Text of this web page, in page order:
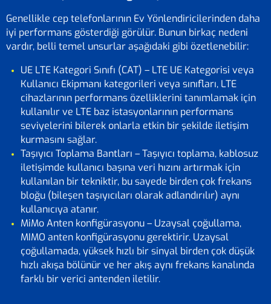
Genellikle cep telefonlarının Ev Yönlendiricilerinden daha
iyi performans gösterdiği görülür. Bunun birkaç nedeni
vardır, belli temel unsurlar aşağıdaki gibi özetlenebilir:
UE LTE Kategori Sınıfı (CAT) – LTE UE Kategorisi veya
Kullanıcı Ekipmanı kategorileri veya sınıfları, LTE
cihazlarının performans özelliklerini tanımlamak için
kullanılır ve LTE baz istasyonlarının performans
seviyelerini bilerek onlarla etkin bir şekilde iletişim
kurmasını sağlar.
Taşıyıcı Toplama Bantları – Taşıyıcı toplama, kablosuz
iletişimde kullanıcı başına veri hızını artırmak için
kullanılan bir tekniktir, bu sayede birden çok frekans
bloğu (bileşen taşıyıcıları olarak adlandırılır) aynı
kullanıcıya atanır.
MiMo Anten konfigürasyonu – Uzaysal çoğullama,
MIMO anten konfigürasyonu gerektirir. Uzaysal
çoğullamada, yüksek hızlı bir sinyal birden çok düşük
hızlı akışa bölünür ve her akış aynı frekans kanalında
farklı bir verici antenden iletilir.